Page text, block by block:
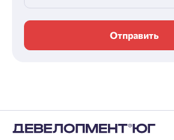
Отправить